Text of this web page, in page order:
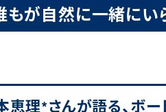
もが自然に一緒にい
恵理*さんが語る、ボ